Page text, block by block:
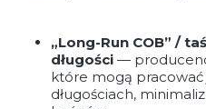
„Long-Run COB” /
długości —
które mogą pracować
długościach,